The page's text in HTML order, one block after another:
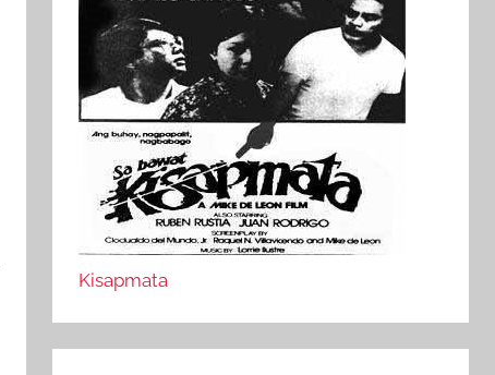
Kisapmata